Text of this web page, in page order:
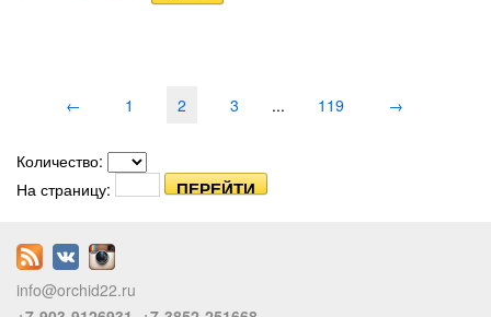
← 1 2 3 ... 119 →
Количество:
На страницу:
info@orchid22.ru